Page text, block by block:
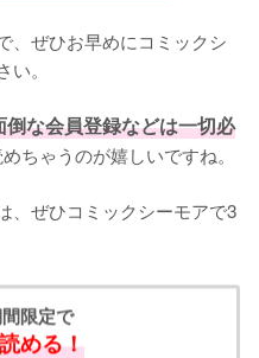
、ぜひお早めにコミックシ
。
倒な会員登録などは一切必
ちゃうのが嬉しいですね。
、ぜひコミックシーモアで3
限定で
める！